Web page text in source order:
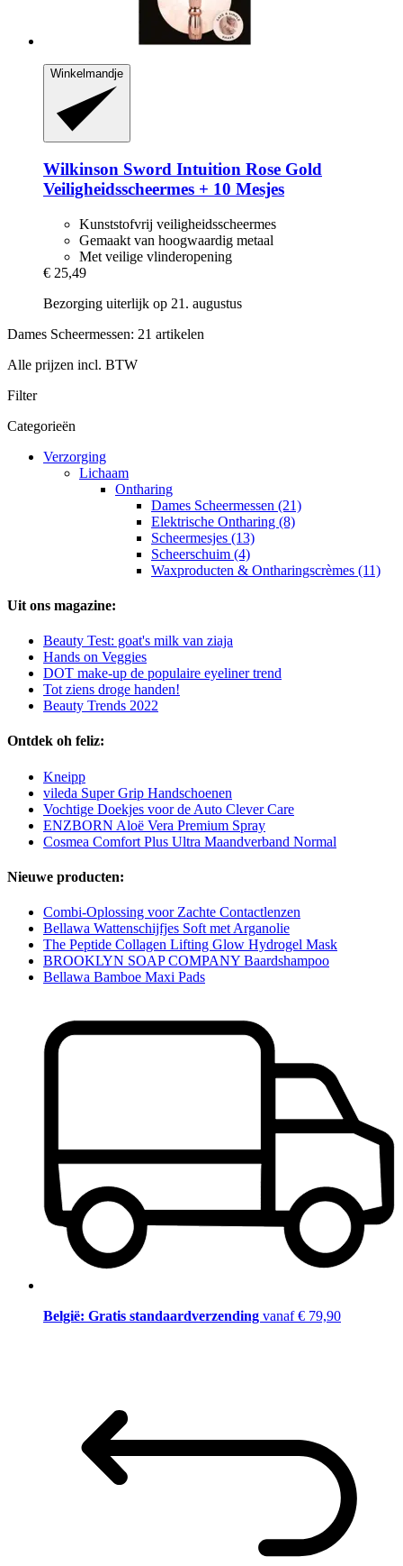
Winkelmandje
Wilkinson Sword Intuition Rose Gold
Veiligheidsscheermes + 10 Mesjes
Kunststofvrij veiligheidsscheermes
Gemaakt van hoogwaardig metaal
Met veilige vlinderopening
€ 25,49
Bezorging uiterlijk op 21. augustus
Dames Scheermessen: 21 artikelen
Alle prijzen incl. BTW
Filter
Categorieën
Verzorging
Lichaam
Ontharing
Dames Scheermessen (21)
Elektrische Ontharing (8)
Scheermesjes (13)
Scheerschuim (4)
Waxproducten & Ontharingscrèmes (11)
Uit ons magazine:
Beauty Test: goat's milk van ziaja
Hands on Veggies
DOT make-up de populaire eyeliner trend
Tot ziens droge handen!
Beauty Trends 2022
Ontdek oh feliz:
Kneipp
vileda Super Grip Handschoenen
Vochtige Doekjes voor de Auto Clever Care
ENZBORN Aloë Vera Premium Spray
Cosmea Comfort Plus Ultra Maandverband Normal
Nieuwe producten:
Combi-Oplossing voor Zachte Contactlenzen
Bellawa Wattenschijfjes Soft met Arganolie
The Peptide Collagen Lifting Glow Hydrogel Mask
BROOKLYN SOAP COMPANY Baardshampoo
Bellawa Bamboe Maxi Pads
België: Gratis standaardverzending vanaf € 79,90